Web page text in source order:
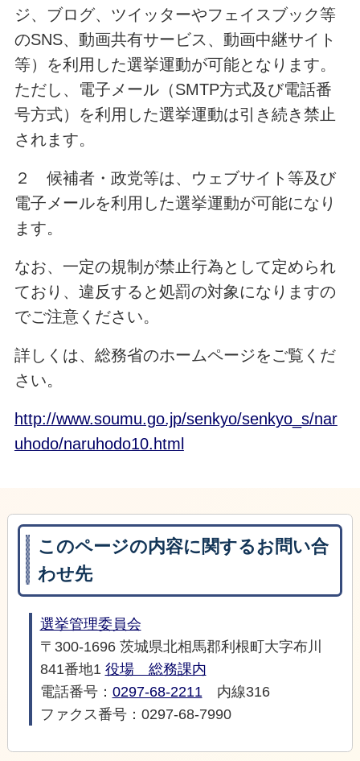
ジ、ブログ、ツイッターやフェイスブック等
のSNS、動画共有サービス、動画中継サイト
等）を利用した選挙運動が可能となります。
ただし、電子メール（SMTP方式及び電話番
号方式）を利用した選挙運動は引き続き禁止
されます。
２ 候補者・政党等は、ウェブサイト等及び
電子メールを利用した選挙運動が可能になり
ます。
なお、一定の規制が禁止行為として定められ
ており、違反すると処罰の対象になりますの
でご注意ください。
詳しくは、総務省のホームページをご覧くだ
さい。
http://www.soumu.go.jp/senkyo/senkyo_s/nar
uhodo/naruhodo10.html
このページの内容に関するお問い合
わせ先
選挙管理委員会
〒300-1696 茨城県北相馬郡利根町大字布川
841番地1 役場 総務課内
電話番号： 0297-68-2211 内線316
ファクス番号：0297-68-7990